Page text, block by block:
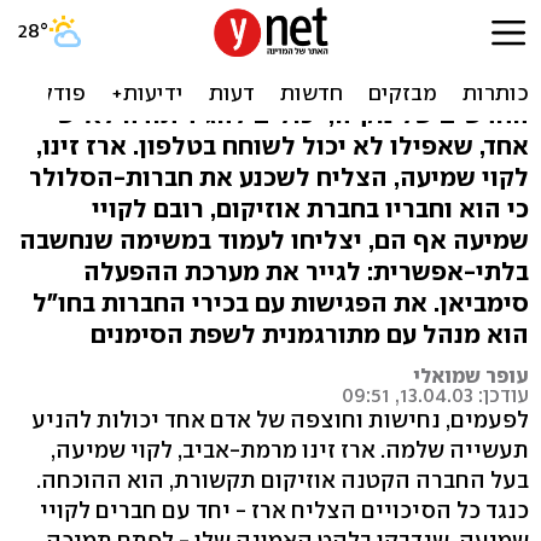
כנגד קול הסיכויים
האלפים הנהנים מהתמיכה העברית בטלפונים
החדשים של נוקיה, יכולים להגיד תודה לאיש
אחד, שאפילו לא יכול לשוחח בטלפון. ארז זינו,
לקוי שמיעה, הצליח לשכנע את חברות-הסלולר
כי הוא וחבריו בחברת אוזיקום, רובם לקויי
שמיעה אף הם, יצליחו לעמוד במשימה שנחשבה
בלתי-אפשרית: לגייר את מערכת ההפעלה
סימביאן. את הפגישות עם בכירי החברות בחו"ל
הוא מנהל עם מתורגמנית לשפת הסימנים
עופר שמואלי
עודכן: 13.04.03, 09:51
לפעמים, נחישות וחוצפה של אדם אחד יכולות להניע
תעשייה שלמה. ארז זינו מרמת-אביב, לקוי שמיעה,
בעל החברה הקטנה אוזיקום תקשורת, הוא ההוכחה.
כנגד כל הסיכויים הצליח ארז - יחד עם חברים לקויי